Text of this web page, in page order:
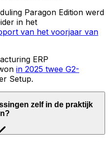
Paragon Edition werd
in het
van het voorjaar van
ERP
in 2025 twee G2-
Setup.
zelf in de praktijk